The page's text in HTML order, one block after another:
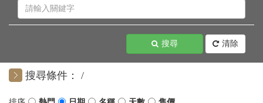
搜尋 清除
搜尋條件：